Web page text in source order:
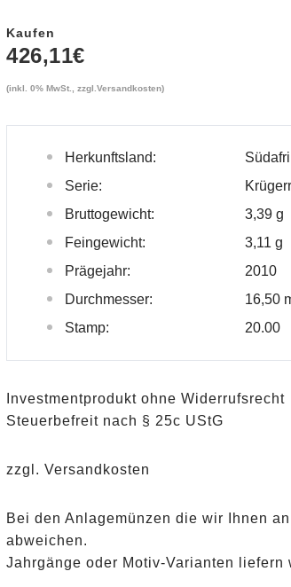
Kaufen
426,11€
(inkl. 0% MwSt., zzgl.Versandkosten)
Herkunftsland:
Serie:
Bruttogewicht:
3,39 g
Feingewicht:
3,11 g
Prägejahr:
2010
Durchmesser:
16,50
Stamp:
20.00
Investmentprodukt ohne Widerrufsrecht
Steuerbefreit nach § 25c UStG
zzgl. Versandkosten
Bei den Anlagemünzen die wir Ihnen
abweichen.
Jahrgänge oder Motiv-Varianten liefern